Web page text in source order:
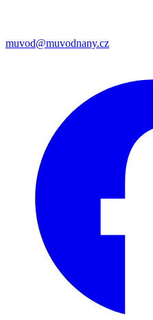
muvod@muvodnany.cz